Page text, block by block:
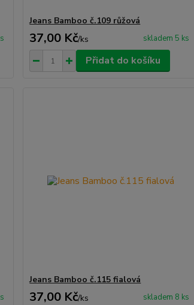
Jeans Bamboo č.109 růžová
37,00 Kč/ks skladem 5 ks
Přidat do košíku
Jeans Bamboo č.115 fialová
37,00 Kč/ks skladem 8 ks